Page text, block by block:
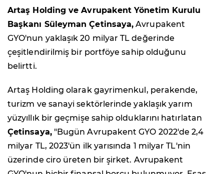
Artaş Holding ve Avrupakent Yönetim Kurulu
Başkanı Süleyman Çetinsaya, Avrupakent
GYO'nun yaklaşık 20 milyar TL değerinde
çeşitlendirilmiş bir portföye sahip olduğunu
belirtti.
Artaş Holding olarak gayrimenkul, perakende,
turizm ve sanayi sektörlerinde yaklaşık yarım
yüzyıllık bir geçmişe sahip olduklarını hatırlatan
Çetinsaya,"Bugün Avrupakent GYO 2022'de 2,4
milyar TL, 2023'ün ilk yarısında 1 milyar TL'nin
üzerinde ciro üreten bir şirket. Avrupakent